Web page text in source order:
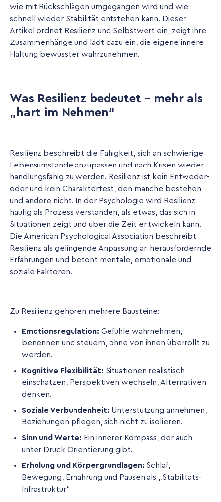
wie mit Rückschlägen umgegangen wird und wie
schnell wieder Stabilität entstehen kann. Dieser
Artikel ordnet Resilienz und Selbstwert ein, zeigt ihre
Zusammenhänge und lädt dazu ein, die eigene innere
Haltung bewusster wahrzunehmen.
Was Resilienz bedeutet - mehr als
„hart im Nehmen“
Resilienz beschreibt die Fähigkeit, sich an schwierige
Lebensumstände anzupassen und nach Krisen wieder
handlungsfähig zu werden. Resilienz ist kein Entweder-
oder und kein Charaktertest, den manche bestehen
und andere nicht. In der Psychologie wird Resilienz
häufig als Prozess verstanden, als etwas, das sich in
Situationen zeigt und über die Zeit entwickeln kann.
Die American Psychological Association beschreibt
Resilienz als gelingende Anpassung an herausfordernde
Erfahrungen und betont mentale, emotionale und
soziale Faktoren.
Zu Resilienz gehören mehrere Bausteine:
Emotionsregulation: Gefühle wahrnehmen,
benennen und steuern, ohne von ihnen überrollt zu
werden.
Kognitive Flexibilität: Situationen realistisch
einschätzen, Perspektiven wechseln, Alternativen
denken.
Soziale Verbundenheit: Unterstützung annehmen,
Beziehungen pflegen, sich nicht zu isolieren.
Sinn und Werte: Ein innerer Kompass, der auch
unter Druck Orientierung gibt.
Erholung und Körpergrundlagen: Schlaf,
Bewegung, Ernährung und Pausen als „Stabilitäts-
Infrastruktur“